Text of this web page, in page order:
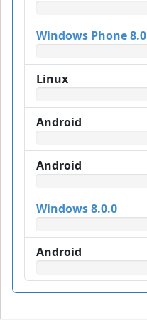
Windows Phone 8.0
Linux
Android
Android
Windows 8.0.0
Android